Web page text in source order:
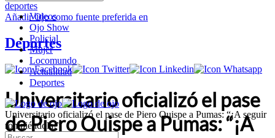
Videos
Ojo Show
Policial
Mujer
Locomundo
Actualidad
Deportes
Universitario oficializó el pase de Piero Quispe a Pumas: “¡A seguir
rompiéndola!”
deportes
AñadirOjocomo fuente preferida en
Deportes
Universitario oficializó el pase
de Piero Quispe a Pumas: “¡A